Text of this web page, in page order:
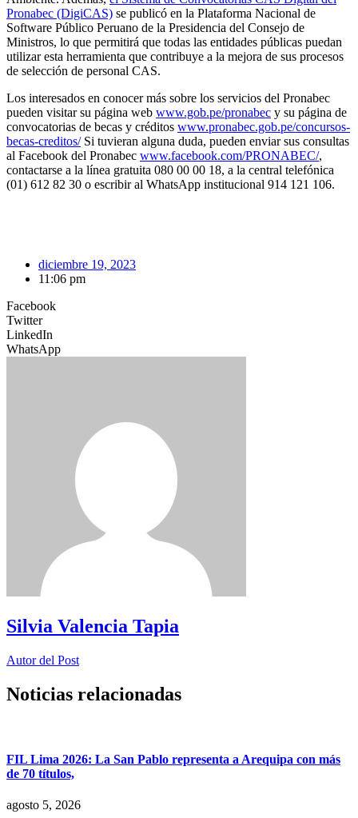
Pronabec (DigiCAS) se publicó en la Plataforma Nacional de
Software Público Peruano de la Presidencia del Consejo de
Ministros, lo que permitirá que todas las entidades públicas puedan
utilizar esta herramienta que contribuye a la mejora de sus procesos
de selección de personal CAS.
Los interesados en conocer más sobre los servicios del Pronabec
pueden visitar su página web www.gob.pe/pronabec y su página de
convocatorias de becas y créditos www.pronabec.gob.pe/concursos-
becas-creditos/Si tuvieran alguna duda, pueden enviar sus consultas
al Facebook del Pronabec www.facebook.com/PRONABEC/,
contactarse a la línea gratuita 080 00 00 18, a la central telefónica
(01) 612 82 30 o escribir al WhatsApp institucional 914 121 106.
diciembre 19, 2023
11:06 pm
Facebook
Twitter
LinkedIn
WhatsApp
Silvia Valencia Tapia
Autor del Post
Noticias relacionadas
FIL Lima 2026: La San Pablo representa a Arequipa con más
de 70 títulos,
agosto 5, 2026